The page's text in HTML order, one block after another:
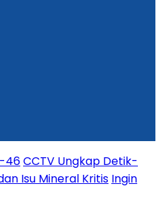
46CCTV Ungkap Detik-
Isu Mineral Kritis Ingin